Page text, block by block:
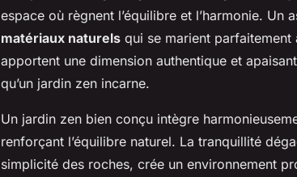
espace où règnent l’équilibre et l’harmonie.
matériaux naturels qui se marient parfaitement
apportent une dimension authentique et
qu’un jardin zen incarne.
Un jardin zen bien conçu intègre
renforçant l’équilibre naturel. La tranquillité
simplicité des roches, crée un environnement